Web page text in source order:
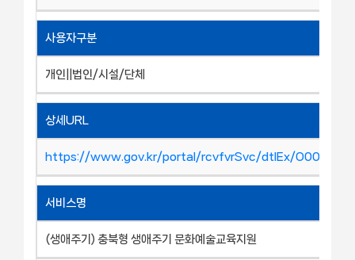
사용자구분
개인||법인/시설/단체
상세URL
https://www.gov.kr/portal/rcvfvrSvc/dtlEx/
서비스명
(생애주기) 충북형 생애주기 문화예술교육지원